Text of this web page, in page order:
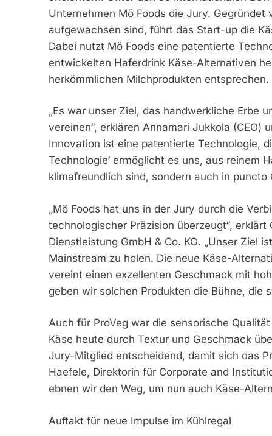
Unternehmen Mö Foods die Jury.
aufgewachsen sind, führt das Start-up die
Dabei nutzt Mö Foods eine patentierte
entwickelten Haferdrink Käse-Alternativen
herkömmlichen Milchprodukten entsprechen.
„Es war unser Ziel, das handwerkliche Erbe
vereinen“, erklären Annamari Jukkola (CEO)
Innovation ist eine patentierte Technologie,
Technologie‘ ermöglicht es uns, aus reinem
klimafreundlich sind, sondern auch in
„Mö Foods hat uns in der Jury durch die
technologischer Präzision überzeugt“,
Dienstleistung GmbH & Co. KG. „Unser Ziel
Mainstream zu holen. Die neue Käse-
vereint einen exzellenten Geschmack mit
geben wir solchen Produkten die Bühne, die
Auch für ProVeg war die sensorische
Käse heute durch Textur und Geschmack
Jury-Mitglied entscheidend, damit sich das
Haefele, Direktorin für Corporate and
ebnen wir den Weg, um nun auch Käse-
Auftakt für neue Impulse im Kühlregal